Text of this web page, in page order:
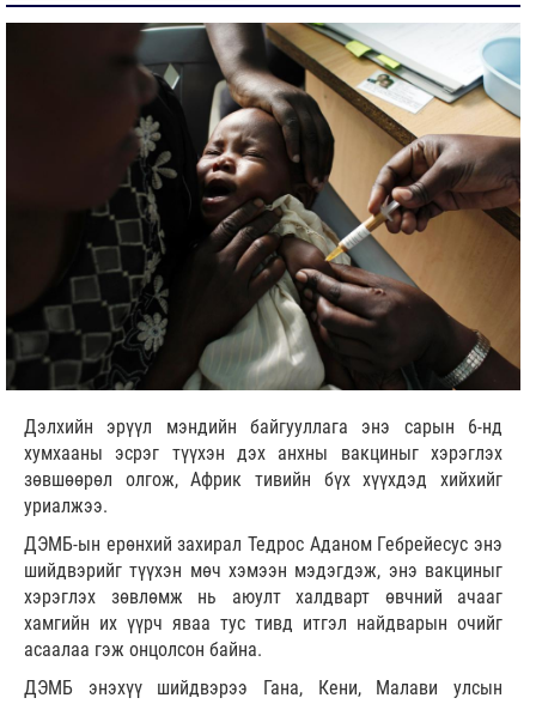
Дэлхийн эрүүл мэндийн байгууллага энэ сарын 6-нд
хумхааны эсрэг түүхэн дэх анхны вакциныг хэрэглэх
зөвшөөрөл олгож, Африк тивийн бүх хүүхдэд хийхийг
уриалжээ.
ДЭМБ-ын ерөнхий захирал Тедрос Аданом Гебрейесус энэ
шийдвэрийг түүхэн мөч хэмээн мэдэгдэж, энэ вакциныг
хэрэглэх зөвлөмж нь аюулт халдварт өвчний ачааг
хамгийн их үүрч яваа тус тивд итгэл найдварын очийг
асаалаа гэж онцолсон байна.
ДЭМБ энэхүү шийдвэрээ Гана, Кени, Малави улсын